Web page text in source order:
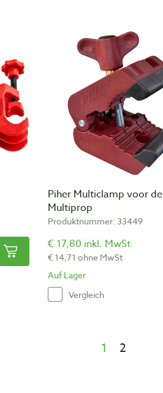
Piher Multiclamp voor de
Multiprop
Produktnummer: 33449
€ 17,80 inkl. MwSt
€ 14,71 ohne MwSt
Auf Lager
Vergleich
1 2